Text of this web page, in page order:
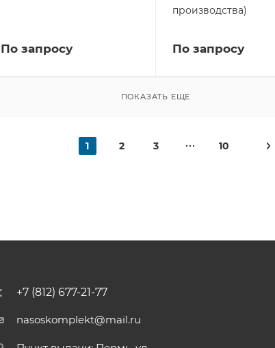
По запросу
производства)
По запросу
ПОКАЗАТЬ ЕЩЕ
1 2 3 10
+7 (812) 677-21-77
nasoskomplekt@mail.ru